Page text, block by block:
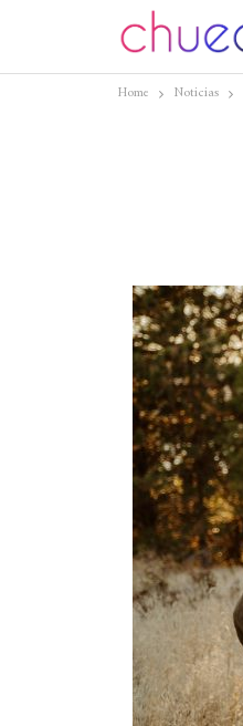
Home Noticias